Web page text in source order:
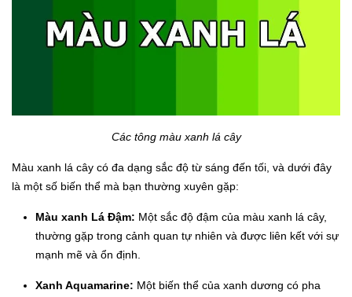
Các tông màu xanh lá cây
Màu xanh lá cây có đa dạng sắc độ từ sáng đến tối, và dưới đây
là một số biến thể mà bạn thường xuyên gặp:
Màu xanh Lá Đậm: Một sắc độ đậm của màu xanh lá cây,
thường gặp trong cảnh quan tự nhiên và được liên kết với sự
mạnh mẽ và ổn định.
Xanh Aquamarine: Một biến thể của xanh dương có pha